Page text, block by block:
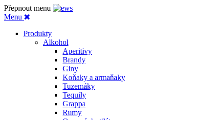
Přepnout menu
Menu
Produkty
Alkohol
Aperitivy
Brandy
Giny
Koňaky a armaňaky
Tuzemáky
Tequily
Grappa
Rumy